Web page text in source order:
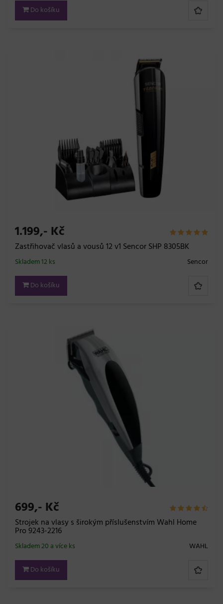
Do košíku
1.199,- Kč
Zastřihovač vlasů a vousů 12 v1 Sencor SHP 8305BK
Sencor
Skladem 12 ks
Do košíku
699,- Kč
Strojek na vlasy s širokým příslušenstvím Wahl Home
Pro 9243-2216
WAHL
Skladem 20 a více ks
Do košíku